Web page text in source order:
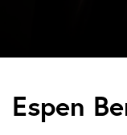
E
Espen